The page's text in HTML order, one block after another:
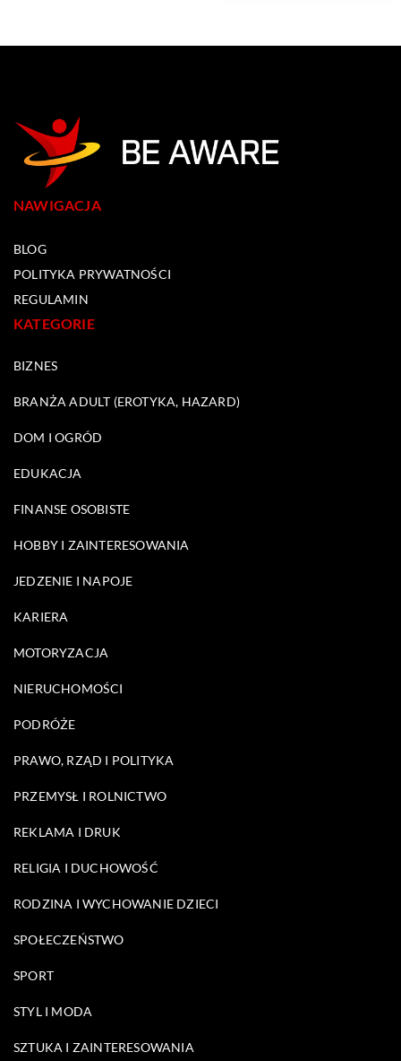
NAWIGACJA
BLOG
POLITYKA PRYWATNOŚCI
REGULAMIN
KATEGORIE
BIZNES
BRANŻA ADULT (EROTYKA, HAZARD)
DOM I OGRÓD
EDUKACJA
FINANSE OSOBISTE
HOBBY I ZAINTERESOWANIA
JEDZENIE I NAPOJE
KARIERA
MOTORYZACJA
NIERUCHOMOŚCI
PODRÓŻE
PRAWO, RZĄD I POLITYKA
PRZEMYSŁ I ROLNICTWO
REKLAMA I DRUK
RELIGIA I DUCHOWOŚĆ
RODZINA I WYCHOWANIE DZIECI
SPOŁECZEŃSTWO
SPORT
STYL I MODA
SZTUKA I ZAINTERESOWANIA